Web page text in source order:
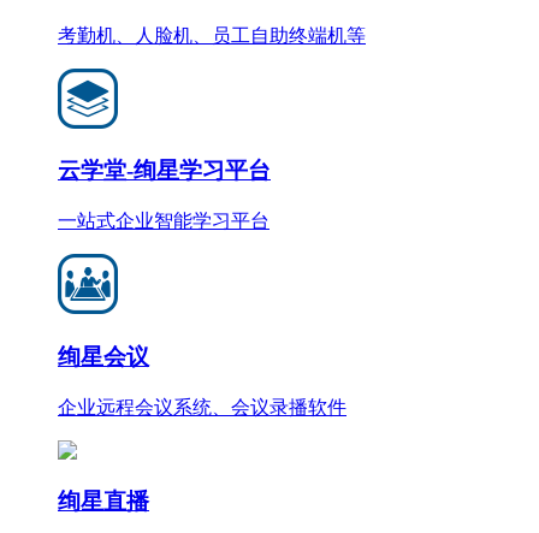
考勤机、人脸机、员工自助终端机等
云学堂-绚星学习平台
一站式企业智能学习平台
绚星会议
企业远程会议系统、会议录播软件
绚星直播